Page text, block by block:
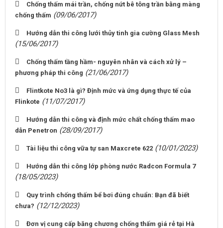
Chống thấm mái trần, chống nứt bê tông trần bằng màng
chống thấm (09/06/2017)
Hướng dẫn thi công lưới thủy tinh gia cường Glass Mesh
(15/06/2017)
Chống thấm tầng hầm- nguyên nhân và cách xử lý –
phương pháp thi công (21/06/2017)
Flintkote No3 là gì? Định mức và ứng dụng thực tế của
Flinkote (11/07/2017)
Hướng dẫn thi công và định mức chất chống thấm mao
dẫn Penetron (28/09/2017)
Tài liệu thi công vữa tự san Maxcrete 622 (10/01/2023)
Hướng dẫn thi công lớp phòng nước Radcon Formula 7
(18/05/2023)
Quy trình chống thấm bể bơi đúng chuẩn: Bạn đã biết
chưa? (12/12/2023)
Đơn vị cung cấp băng chương chống thấm giá rẻ tại Hà